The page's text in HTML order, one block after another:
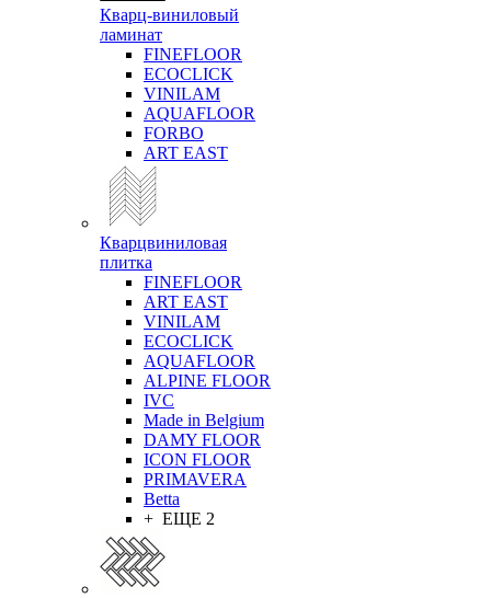
Кварц-виниловый
ламинат
FINEFLOOR
ECOCLICK
VINILAM
AQUAFLOOR
FORBO
ART EAST
Кварцвиниловая
плитка
FINEFLOOR
ART EAST
VINILAM
ECOCLICK
AQUAFLOOR
ALPINE FLOOR
IVC
Made in Belgium
DAMY FLOOR
ICON FLOOR
PRIMAVERA
Betta
+ ЕЩЕ 2